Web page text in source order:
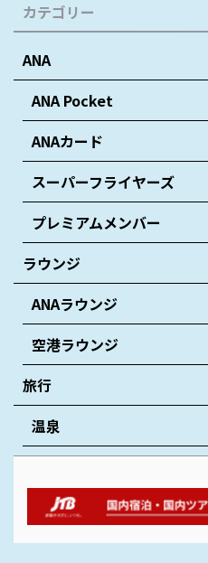
カテゴリー
ANA
ANA Pocket
ANAカード
スーパーフライヤーズ
プレミアムメンバー
ラウンジ
ANAラウンジ
空港ラウンジ
旅行
温泉